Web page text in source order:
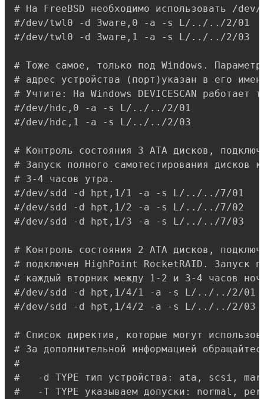
# На FreeBSD необходимо использовать /
#/dev/twl0 -d 3ware,0 -a -s L/../../2/01
#/dev/twl0 -d 3ware,1 -a -s L/../../2/03
# Тоже самое, только под Windows.
# адрес устройства (порт)указан в его
# Учтите: На Windows DEVICESCAN работает
#/dev/hdc,0 -a -s L/../../2/01
#/dev/hdc,1 -a -s L/../../2/03
# Контроль состояния 3 ATA дисков,
# Запуск полного самотестирования дисков
# 3-4 часов утра.
#/dev/sdd -d hpt,1/1 -a -s L/../../7/01
#/dev/sdd -d hpt,1/2 -a -s L/../../7/02
#/dev/sdd -d hpt,1/3 -a -s L/../../7/03
# Контроль состояния 2 ATA дисков,
# подключен HighPoint RocketRAID. Запуск
# каждый вторник между 1-2 и 3-4 часов
#/dev/sdd -d hpt,1/4/1 -a -s L/../../2/01
#/dev/sdd -d hpt,1/4/2 -a -s L/../../2/03
# Список директив, которые могут
# За дополнительной информацией
#
#   -d TYPE тип устройства: ata, scsi,
#   -T TYPE указываем допуски: normal,